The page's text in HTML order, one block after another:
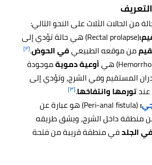
من الحالات الثلاث على النحو التالي:
(Rectal prolapse)
هي حالة تؤدي إلى
من موقعه الطبيعيفي الحوض.[٢]
أوعية دمويةموجودة
المستقيم وفي الشرج، وتؤدي إلى
تورمها وانتفاخها.[٣]
:(Peri-anal fistula) هو عبارة عن
منطقة داخل الشرج، ويشق طريقه
الجلدفي منطقة قريبة من فتحة